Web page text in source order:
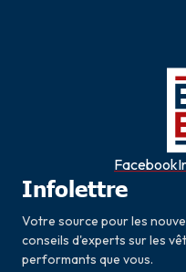
Facebook
Infolettre
Votre source pour les
conseils d'experts sur les
performants que vous.